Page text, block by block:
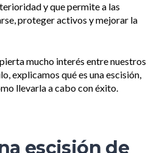
y que permite a las
proteger activos y mejorar la
mucho interés entre nuestros
explicamos qué es una escisión,
llevarla a cabo con éxito.
escisión de